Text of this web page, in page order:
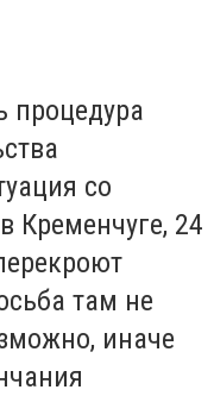
процедура
со
Кременчуге, 24
там не
иначе